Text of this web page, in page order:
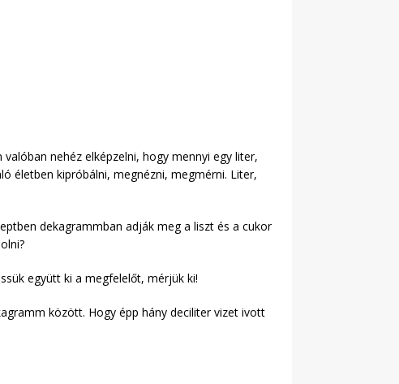
nehéz elképzelni, hogy mennyi egy liter,
életben kipróbálni, megnézni, megmérni. Liter,
dekagrammban adják meg a liszt és a cukor
együtt ki a megfelelőt, mérjük ki!
között. Hogy épp hány deciliter vizet ivott